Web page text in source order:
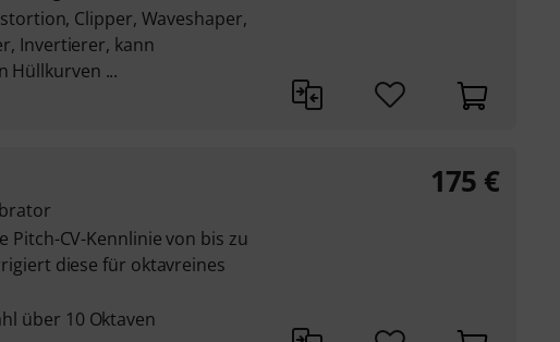
Clipper, Waveshaper,
Invertierer, kann
Hüllkurven ...
CV-Kennlinie von bis zu
diese für oktavreines
über 10 Oktaven
175 €